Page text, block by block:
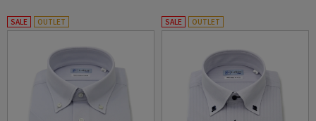
SALE OUTLET SALE OUTLET